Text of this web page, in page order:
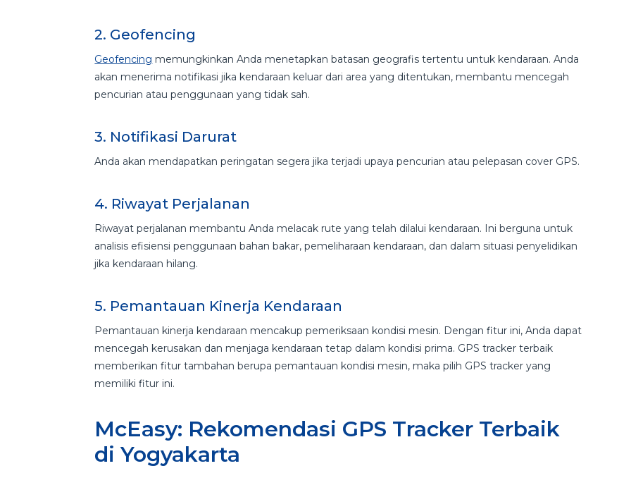
2. Geofencing
Geofencing memungkinkan Anda menetapkan batasan geografis tertentu untuk kendaraan. Anda
akan menerima notifikasi jika kendaraan keluar dari area yang ditentukan, membantu mencegah
pencurian atau penggunaan yang tidak sah.
3. Notifikasi Darurat
Anda akan mendapatkan peringatan segera jika terjadi upaya pencurian atau pelepasan cover GPS.
4. Riwayat Perjalanan
Riwayat perjalanan membantu Anda melacak rute yang telah dilalui kendaraan. Ini berguna untuk
analisis efisiensi penggunaan bahan bakar, pemeliharaan kendaraan, dan dalam situasi penyelidikan
jika kendaraan hilang.
5. Pemantauan Kinerja Kendaraan
Pemantauan kinerja kendaraan mencakup pemeriksaan kondisi mesin. Dengan fitur ini, Anda dapat
mencegah kerusakan dan menjaga kendaraan tetap dalam kondisi prima. GPS tracker terbaik
memberikan fitur tambahan berupa pemantauan kondisi mesin, maka pilih GPS tracker yang
memiliki fitur ini.
McEasy: Rekomendasi GPS Tracker Terbaik
di Yogyakarta